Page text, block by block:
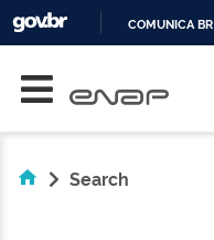
COMUNICA BR
Search